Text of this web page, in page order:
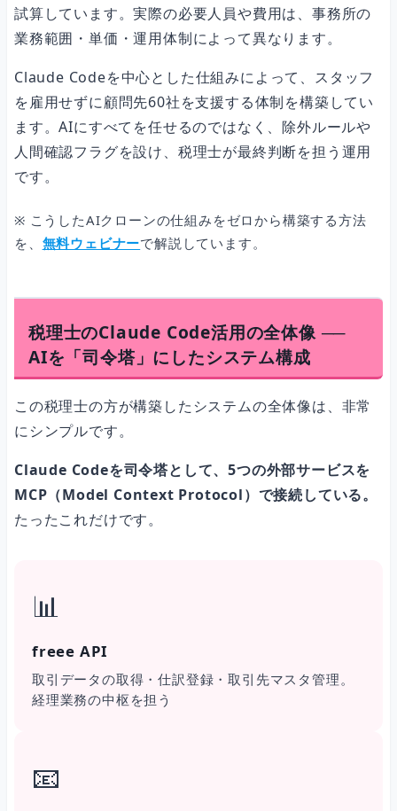
試算しています。実際の必要人員や費用は、事務所の
業務範囲・単価・運用体制によって異なります。
Claude Codeを中心とした仕組みによって、スタッフ
を雇用せずに顧問先60社を支援する体制を構築してい
ます。AIにすべてを任せるのではなく、除外ルールや
人間確認フラグを設け、税理士が最終判断を担う運用
です。
※ こうしたAIクローンの仕組みをゼロから構築する方法
を、 無料ウェビナーで解説しています。
税理士のClaude Code活用の全体像 ──
AIを「司令塔」にしたシステム構成
この税理士の方が構築したシステムの全体像は、非常
にシンプルです。
Claude Codeを司令塔として、5つの外部サービスを
MCP（Model Context Protocol）で接続している。
たったこれだけです。
📊
freee API
取引データの取得・仕訳登録・取引先マスタ管理。
経理業務の中枢を担う
📧